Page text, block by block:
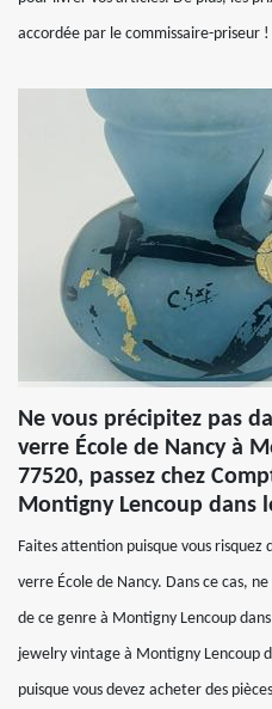
accordée par le commissaire-priseur !
Ne vous précipitez pas
verre École de Nancy à
77520, passez chez
Montigny Lencoup dans
Faites attention puisque vous risquez
verre École de Nancy. Dans ce cas,
de ce genre à Montigny Lencoup
jewelry vintage à Montigny Lencoup
puisque vous devez acheter des